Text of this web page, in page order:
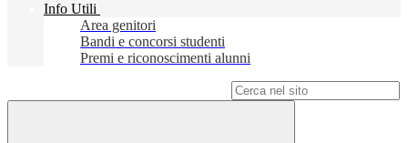
Info Utili
Area genitori
Bandi e concorsi studenti
Premi e riconoscimenti alunni